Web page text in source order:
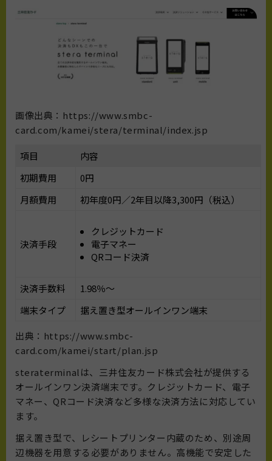
画像出典：https://www.smbc-
card.com/kamei/stera/terminal/index.jsp
項目
内容
初期費用
0円
月額費用
初年度0円／2年目以降3,300円（税込）
決済手段
クレジットカード
電子マネー
QRコード決済
決済手数料
1.98％〜
端末タイプ
据え置き型オールインワン端末
出典：https://www.smbc-
card.com/kamei/start/plan.jsp
steraterminalは、三井住友カード株式会社が提供する
オールインワン決済端末です。クレジットカード、電子
マネー、QRコード決済など多様な決済方法に対応してい
ます。
据え置き型で、レシートプリンター内蔵のため、別途周
辺機器を用意する必要がありません。高機能で安定した